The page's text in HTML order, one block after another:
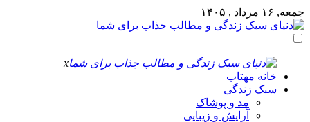
جمعه, ۱۶ مرداد , ۱۴۰۵
x
خانه مهتاب
سبک زندگی
مد و پوشاک
آرایش و زیبایی